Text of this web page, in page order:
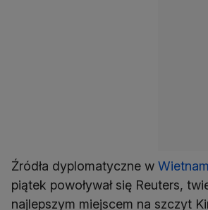
Źródła dyplomatyczne w
piątek powoływał się Reuters,
najlepszym miejscem na szczyt